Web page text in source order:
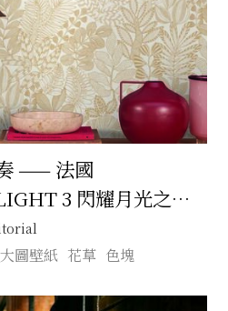
—— 法國
3 閃耀月光之國
紙系列的當代奢華美
大圖壁紙 花草 色塊